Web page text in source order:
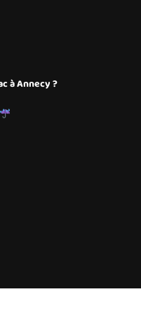
à Annecy ?